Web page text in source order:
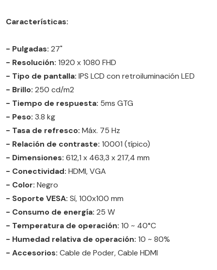
Características:
- Pulgadas: 27"
- Resolución: 1920 x 1080 FHD
- Tipo de pantalla: IPS LCD con retroiluminación LED
- Brillo: 250 cd/m2
- Tiempo de respuesta: 5ms GTG
- Peso: 3.8 kg
- Tasa de refresco: Máx. 75 Hz
- Relación de contraste: 10001 (típico)
- Dimensiones: 612,1 x 463,3 x 217,4 mm
- Conectividad: HDMI, VGA
- Color: Negro
- Soporte VESA: Sí, 100x100 mm
- Consumo de energía: 25 W
- Temperatura de operación: 10 ~ 40°C
- Humedad relativa de operación: 10 ~ 80%
- Accesorios: Cable de Poder, Cable HDMI